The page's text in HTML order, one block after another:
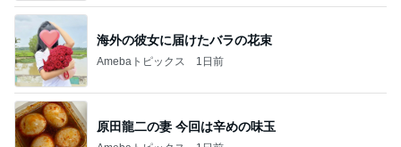
海外の彼女に届けたバラの花束
Amebaトピックス 1日前
原田龍二の妻 今回は辛めの味玉